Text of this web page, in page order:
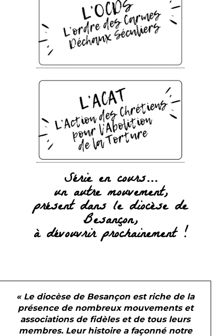
Série en cours...
un autre mouvement,
présent dans le diocèse de
Besançon,
à dévouvrir prochainement !
« Le diocèse de Besançon est riche de la
présence de nombreux mouvements et
associations de fidèles et de tous leurs
membres. Leur histoire a façonné notre